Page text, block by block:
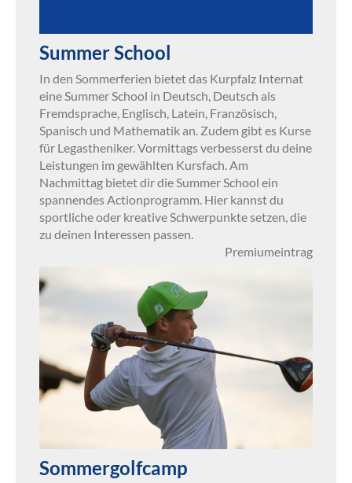
Summer School
In den Sommerferien bietet das Kurpfalz Internat
eine Summer School in Deutsch, Deutsch als
Fremdsprache, Englisch, Latein, Französisch,
Spanisch und Mathematik an. Zudem gibt es Kurse
für Legastheniker. Vormittags verbesserst du deine
Leistungen im gewählten Kursfach. Am
Nachmittag bietet dir die Summer School ein
spannendes Actionprogramm. Hier kannst du
sportliche oder kreative Schwerpunkte setzen, die
zu deinen Interessen passen.
Premiumeintrag
Sommergolfcamp